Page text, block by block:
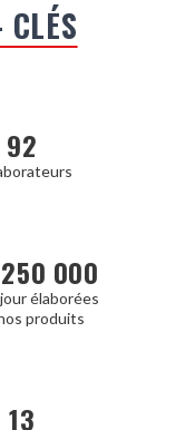
92
000
élaborées
produits
13